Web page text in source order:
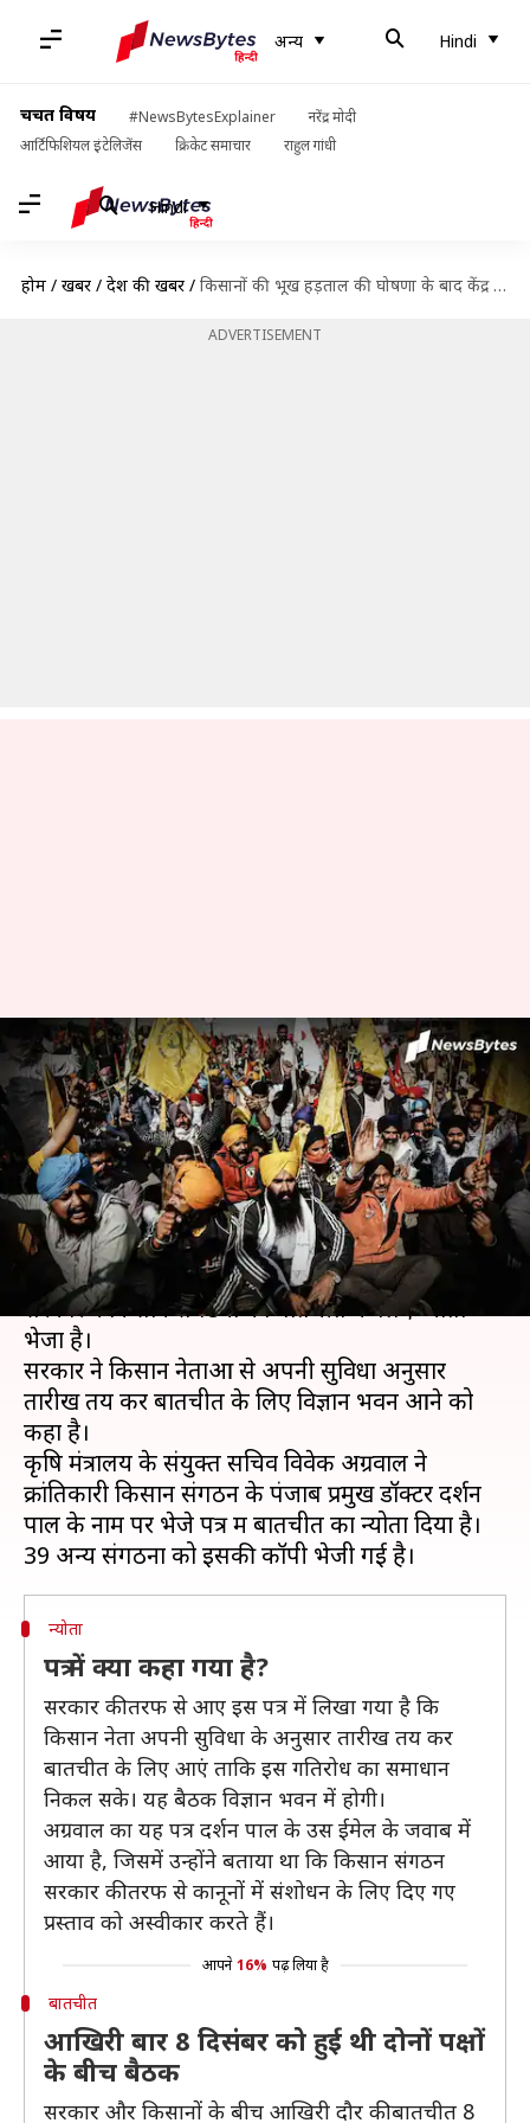
अन्य Hindi
चर्चित विषय #NewsBytesExplainer
नरेंद्र मोदी
आर्टिफिशियल इंटेलिजेंस
क्रिकेट समाचार राहुल गांधी
Hindi
होम / खबरें / देश की खबरें / किसानों की भूख हड़ताल की घोषणा के बाद केंद्र सरकार ने बातचीत के लिए बुलाया
ADVERTISEMENT
किसानों की भूख हड़ताल की घोषणा
के बाद केंद्र सरकार ने बातचीत के
लिए बुलाया
लेखन प्रमोद कुमार Dec 21, 2020 08:38 am
क्या है खबर?
कृषि कानूनों के खिलाफ तेज होते प्रदर्शनों के बीच केंद्र
सरकार ने किसान संगठनों को बातचीत के लिए न्योता
भेजा है।
सरकार ने किसान नेताओं से अपनी सुविधा अनुसार
तारीख तय कर बातचीत के लिए विज्ञान भवन आने को
कहा है।
कृषि मंत्रालय के संयुक्त सचिव विवेक अग्रवाल ने
क्रांतिकारी किसान संगठन के पंजाब प्रमुख डॉक्टर दर्शन
पाल के नाम पर भेजे पत्र में बातचीत का न्योता दिया है।
न्योता
पत्र में क्या कहा गया है?
सरकार की तरफ से आए इस पत्र में लिखा गया है कि
किसान नेता अपनी सुविधा के अनुसार तारीख तय कर
बातचीत के लिए आएं ताकि इस गतिरोध का समाधान
निकल सके। यह बैठक विज्ञान भवन में होगी।
अग्रवाल का यह पत्र दर्शन पाल के उस ईमेल के जवाब में
आया है, जिसमें उन्होंने बताया था कि किसान संगठन
सरकार की तरफ से कानूनों में संशोधन के लिए दिए गए
प्रस्ताव को अस्वीकार करते हैं।
आपने 16% पढ़ लिया है
बातचीत
आखिरी बार 8 दिसंबर को हुई थी दोनों पक्षों
के बीच बैठक
सरकार और किसानों के बीच आखिरी दौर की बातचीत 8